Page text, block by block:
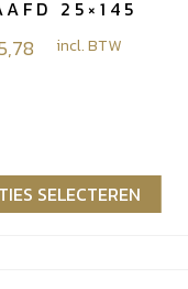
25×145
incl. BTW
SELECTEREN